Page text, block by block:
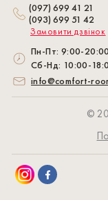
©
(097) 699 41 21
(093) 699 51 42
Замовити дзвінок
Пн-Пт: 9:00-20:00
Сб-Нд: 10:00-
info@comfort-